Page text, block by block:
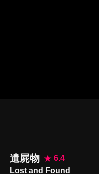
遺屍物
6.4
Lost and Found